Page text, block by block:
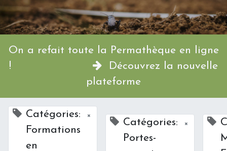
On a refait toute la Permathèque en ligne
!
Découvrez la nouvelle
plateforme
Catégories:
Formations
en
×
Catégories:
Portes-
×